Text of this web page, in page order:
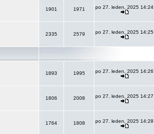
1901 1971 po 27. leden, 2025 14:24
2335 2579 po 27. leden, 2025 14:25
1893 1995 po 27. leden, 2025 14:26
1806 2008 po 27. leden, 2025 14:27
1764 1808 po 27. leden, 2025 14:28